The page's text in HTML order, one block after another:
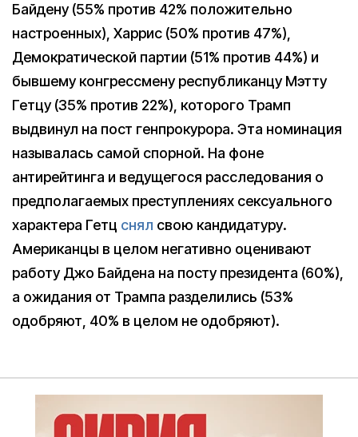
Байдену (55% против 42% положительно
настроенных), Харрис (50% против 47%),
Демократической партии (51% против 44%) и
бывшему конгрессмену республиканцу Мэтту
Гетцу (35% против 22%), которого Трамп
выдвинул на пост генпрокурора. Эта номинация
называлась самой спорной. На фоне
антирейтинга и ведущегося расследования о
предполагаемых преступлениях сексуального
характера Гетц снял свою кандидатуру.
Американцы в целом негативно оценивают
работу Джо Байдена на посту президента (60%),
а ожидания от Трампа разделились (53%
одобряют, 40% в целом не одобряют).